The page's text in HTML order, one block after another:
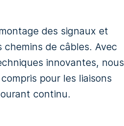
des signaux et
chemins de câbles. Avec
innovantes, nous
pour les liaisons
continu.